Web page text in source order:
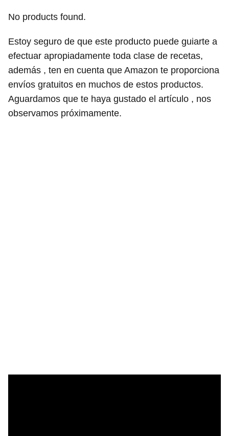
No products found.
Estoy seguro de que este producto puede guiarte a
efectuar apropiadamente toda clase de recetas,
además , ten en cuenta que Amazon te proporciona
envíos gratuitos en muchos de estos productos.
Aguardamos que te haya gustado el artículo , nos
observamos próximamente.